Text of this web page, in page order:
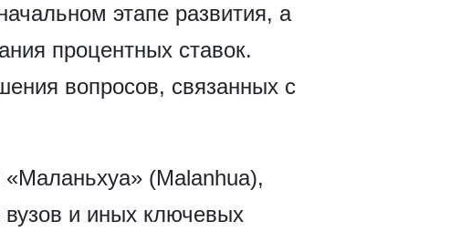
этапе развития, а
процентных ставок.
вопросов, связанных с
(Malanhua),
и иных ключевых